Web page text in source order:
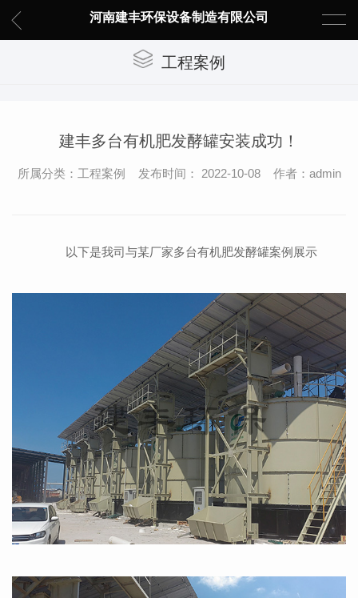
河南建丰环保设备制造有限公司
工程案例
建丰多台有机肥发酵罐安装成功！
所属分类：工程案例 发布时间： 2022-10-08 作者：admin
以下是我司与某厂家多台有机肥发酵罐案例展示